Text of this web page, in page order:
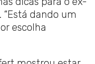
dando um
escolha